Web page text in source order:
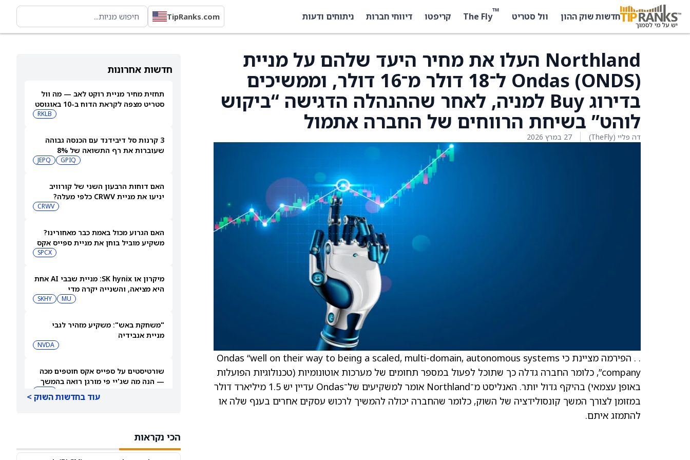
חדשות שוק ההון וול סטריט ™
The Fly קריפטו דיווחי חברות ניתוחים ודעות TipRanks.com
חדשות אחרונות
תחזית מחיר מניית רוקט לאב — מה וול
סטריט מצפה לקראת הדוח ב-10 באוגוסט
RKLB
3 קרנות סל דיבידנד עם הכנסה גבוהה
שעוברות את רף התשואה של 8%
GPIQ
JEPQ
האם דוחות הרבעון השני של קורוויב
יניעו את מניית CRWV כלפי מעלה?
CRWV
האם הגרוע מכול באמת כבר מאחורינו?
משקיע מוביל בוחן את מניית ספייס אקס
SPCX
מיקרון או SK hynix: מניית שבבי AI אחת
היא מציאה, והשנייה יקרה מדי
MU
SKHY
"משחקת באש": משקיע מזהיר לגבי
מניית אנבידיה
NVDA
שורטיסטים על ספייס אקס חוטפים מכה
— הנה מה שג'יי פי מורגן רואה בהמשך
הבא… אבל המותג Cursor עלול להיעלם
עוד בחדשות השוק >
הכי נקראות
Northland העלו את מחיר היעד שלהם על מניית
Ondas (ONDS) ל־18 דולר מ־16 דולר, וממשיכים
בדירוג Buy למניה, לאחר שההנהלה הדגישה “ביקוש
לוהט” בשיחת הרווחים של החברה אתמול
דה פליי (TheFly) 27 במרץ 2026
. . הפירמה מציינת כי Ondas “well on their way to being a scaled, multi-domain, autonomous systems
company”, כלומר החברה גדלה כך שתוכל לפעול במספר תחומים של מערכות אוטונומיות (טכנולוגיות הפועלות
באופן עצמאי) בהיקף גדול יותר. האנליסט מ־Northland אומר למשקיעים של־Ondas עדיין יש 1.5 מיליארד דולר
במזומן לצורך המשך קונסולידציה של השוק, כלומר שהחברה יכולה להמשיך לרכוש עסקים אחרים בענף שלה או
להתמזג איתם.